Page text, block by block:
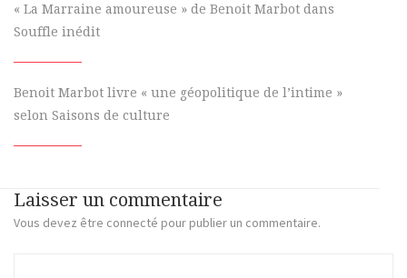
« La Marraine amoureuse » de Benoit Marbot dans
Souffle inédit
Benoit Marbot livre « une géopolitique de l’intime »
selon Saisons de culture
Laisser un commentaire
Vous devez être connecté pour publier un commentaire.